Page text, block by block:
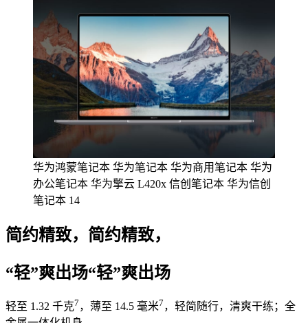
华为鸿蒙笔记本 华为笔记本 华为商用笔记本 华为
办公笔记本 华为擎云 L420x 信创笔记本 华为信创
笔记本 14
简约精致，简约精致，
“轻”爽出场“轻”爽出场
轻至 1.32 ⁠千⁠克7 ，薄至 14.5⁠ 毫米7 ，轻简随行，清爽干练；全